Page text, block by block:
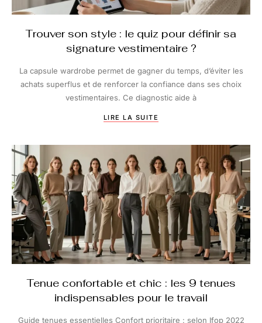
Trouver son style : le quiz pour définir sa
signature vestimentaire ?
La capsule wardrobe permet de gagner du temps, d’éviter les
achats superflus et de renforcer la confiance dans ses choix
vestimentaires. Ce diagnostic aide à
LIRE LA SUITE
Tenue confortable et chic : les 9 tenues
indispensables pour le travail
Guide tenues essentielles Confort prioritaire : selon Ifop 2022